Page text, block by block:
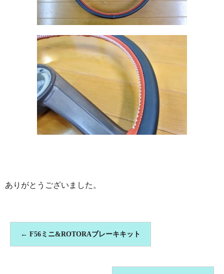
ありがとうございました。
← F56ミニ&ROTORAブレーキキット